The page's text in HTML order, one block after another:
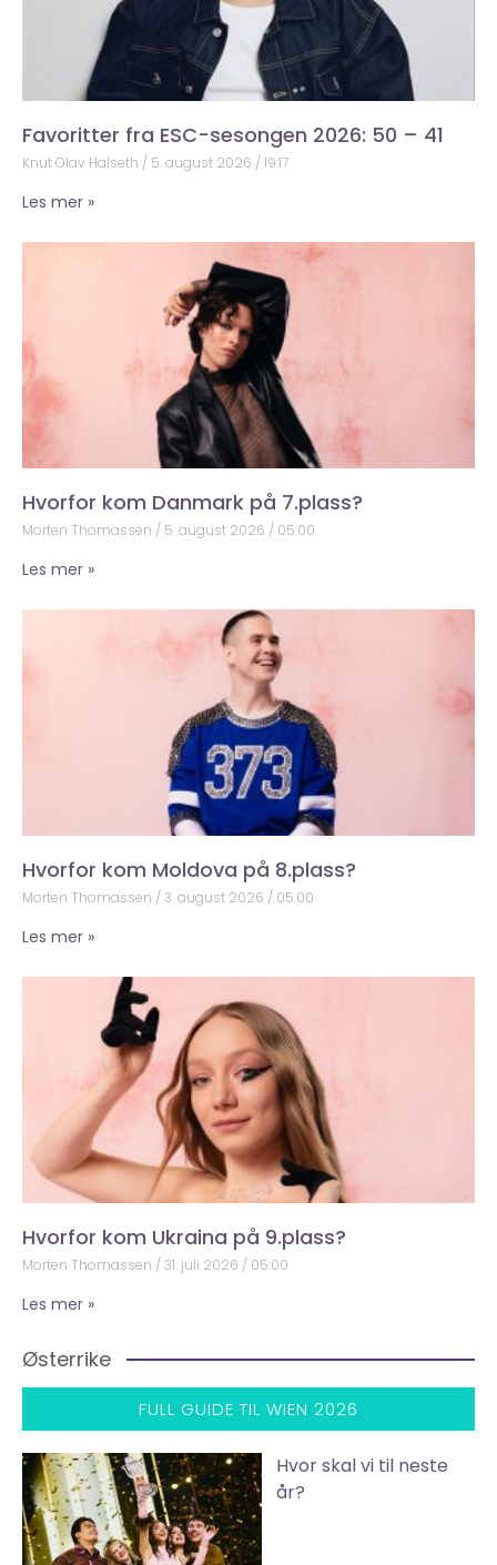
Favoritter fra ESC-sesongen 2026: 50 – 41
Knut Olav Halseth 5. august 2026 19:17
Les mer »
Hvorfor kom Danmark på 7.plass?
Morten Thomassen 5. august 2026 05:00
Les mer »
Hvorfor kom Moldova på 8.plass?
Morten Thomassen 3. august 2026 05:00
Les mer »
Hvorfor kom Ukraina på 9.plass?
Morten Thomassen 31. juli 2026 05:00
Les mer »
Østerrike
FULL GUIDE TIL WIEN 2026
Hvor skal vi til neste
år?